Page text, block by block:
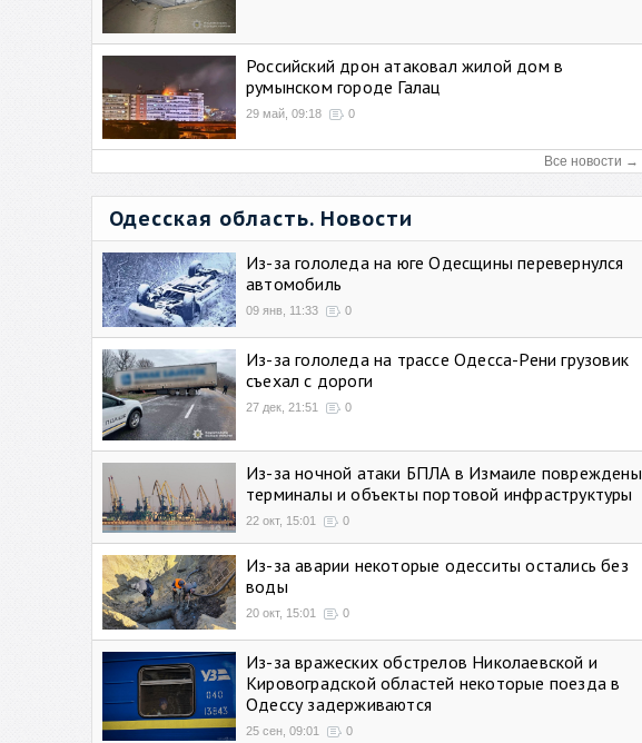
Российский дрон атаковал жилой дом в
румынском городе Галац
29 май, 09:18 0
Все новости →
Одесская область. Новости
Из-за гололеда на юге Одесщины перевернулся
автомобиль
09 янв, 11:33 0
Из-за гололеда на трассе Одесса-Рени грузовик
съехал с дороги
27 дек, 21:51 0
Из-за ночной атаки БПЛА в Измаиле повреждены
терминалы и объекты портовой инфраструктуры
22 окт, 15:01 0
Из-за аварии некоторые одесситы остались без
воды
20 окт, 15:01 0
Из-за вражеских обстрелов Николаевской и
Кировоградской областей некоторые поезда в
Одессу задерживаются
25 сен, 09:01 0